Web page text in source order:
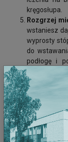
kręgosłupa.
Rozgrzej
wstaniesz
wyprosty
do
podłogę i
odcinka
Podnoś
blisko ciała.
Unikaj
mięśni
Podstaw
wysokiej